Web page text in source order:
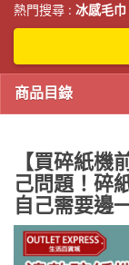
熱門搜尋 : 冰感毛巾
商品目錄
【買碎紙機
己問題！碎
自己需要邊